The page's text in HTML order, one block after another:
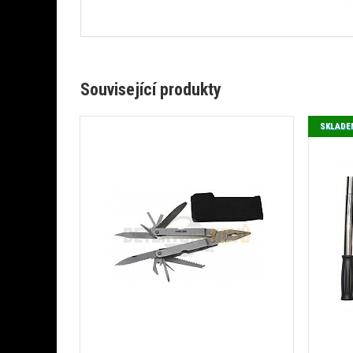
Související produkty